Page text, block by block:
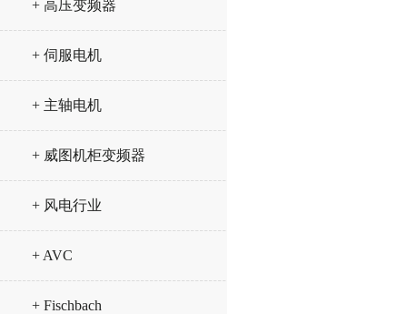
+ 高压变频器
+ 伺服电机
+ 主轴电机
+ 威图机柜变频器
+ 风电行业
+ AVC
+ Fischbach